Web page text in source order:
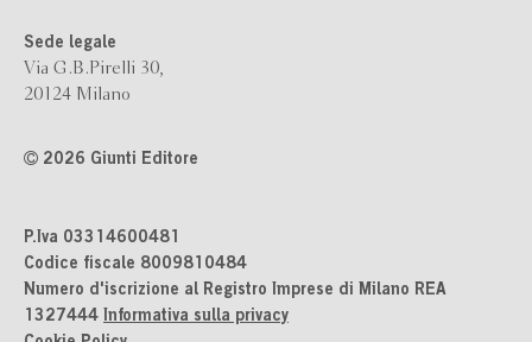
Sede legale
Via G.B.Pirelli 30,
20124 Milano
2026 Giunti Editore
P.Iva 03314600481
Codice fiscale 8009810484
Numero d'iscrizione al Registro Imprese di Milano REA
1327444 Informativa sulla privacy